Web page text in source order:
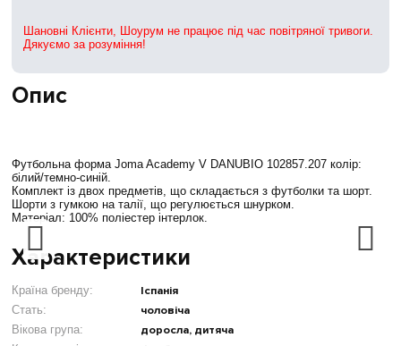
Опис
Футбольна форма Joma Academy V DANUBIO 102857.207 колір:
білий/темно-синій.
Комплект із двох предметів, що складається з футболки та шорт.
Шорти з гумкою на талії, що регулюється шнурком.
Матеріал: 100% поліестер інтерлок.
Характеристики
Країна бренду: Іспанія
Стать: чоловіча
Вікова група: доросла, дитяча
Шановні Клієнти, Шоурум не працює під час повітряної тривоги.
Дякуємо за розуміння!